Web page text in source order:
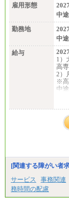
雇用形態
中途
勤務地
中途
給与
1）
高
2）
※高
中途
1
[関連する障がい者
サービス
事務関連
務時間の配慮